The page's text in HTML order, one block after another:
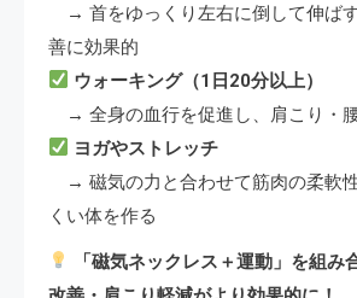
→ 首をゆっくり左右に倒して伸ば
善に効果的
ウォーキング（1日20分以上）
→ 全身の血行を促進し、肩こり・
ヨガやストレッチ
→ 磁気の力と合わせて筋肉の柔軟
くい体を作る
「磁気ネックレス＋運動」を組み